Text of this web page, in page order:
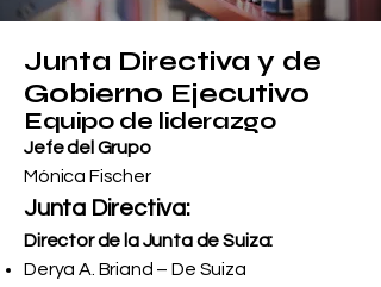
Junta Directiva y de
Gobierno Ejecutivo
Equipo de liderazgo
Jefe del Grupo
Mónica Fischer
Junta Directiva:
Director de la Junta de Suiza:
Derya A. Briand – De Suiza